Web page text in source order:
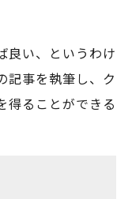
良い、というわけ
記事を執筆し、ク
得ることができる